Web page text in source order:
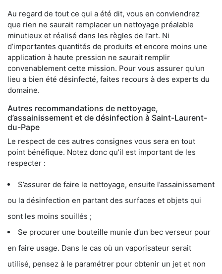
Au regard de tout ce qui a été dit, vous en conviendrez
que rien ne saurait remplacer un nettoyage préalable
minutieux et réalisé dans les règles de l’art. Ni
d’importantes quantités de produits et encore moins une
application à haute pression ne saurait remplir
convenablement cette mission. Pour vous assurer qu'un
lieu a bien été désinfecté, faites recours à des experts du
domaine.
Autres recommandations de nettoyage,
d’assainissement et de désinfection à Saint-Laurent-
du-Pape
Le respect de ces autres consignes vous sera en tout
point bénéfique. Notez donc qu’il est important de les
respecter :
S’assurer de faire le nettoyage, ensuite l’assainissement
ou la désinfection en partant des surfaces et objets qui
sont les moins souillés ;
Se procurer une bouteille munie d’un bec verseur pour
en faire usage. Dans le cas où un vaporisateur serait
utilisé, pensez à le paramétrer pour obtenir un jet et non